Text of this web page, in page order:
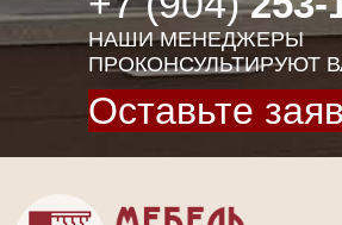
НАШИ МЕНЕДЖЕРЫ
ПРОКОНСУЛЬТИРУЮТ
Оставьте